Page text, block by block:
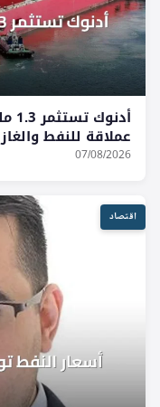
عملاقة للنفط والغاز
07/08/2026
اقتصاد